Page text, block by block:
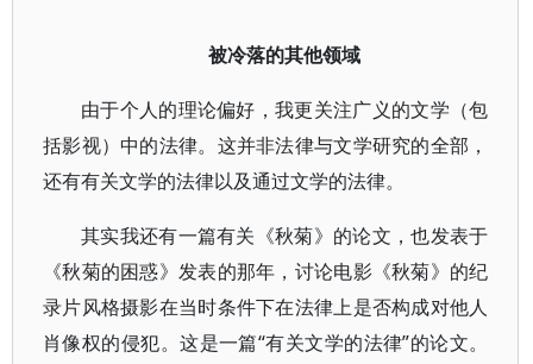
被冷落的其他领域
由于个人的理论偏好，我更关注广义的文学（包
括影视）中的法律。这并非法律与文学研究的全部，
还有有关文学的法律以及通过文学的法律。
其实我还有一篇有关《秋菊》的论文，也发表于
《秋菊的困惑》发表的那年，讨论电影《秋菊》的纪
录片风格摄影在当时条件下在法律上是否构成对他人
肖像权的侵犯。这是一篇“有关文学的法律”的论文。